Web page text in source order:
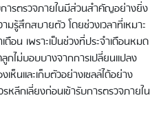
การตรวจภายในมีส่วนสำคัญอย่างยิ่ง
รู้สึกสบายตัว โดยช่วงเวลาที่เหมาะ
น เพราะเป็นช่วงที่ประจำเดือนหมด
กไม่บอบบางจากการเปลี่ยนแปลง
ห็นและเก็บตัวอย่างเซลล์ได้อย่าง
หลีกเลี่ยงก่อนเข้ารับการตรวจภายใน